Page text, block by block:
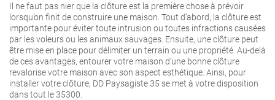
Il ne faut pas nier que la clôture est la première chose à prévoir
lorsqu’on finit de construire une maison. Tout d’abord, la clôture est
importante pour éviter toute intrusion ou toutes infractions causées
par les voleurs ou les animaux sauvages. Ensuite, une clôture peut
être mise en place pour délimiter un terrain ou une propriété. Au-delà
de ces avantages, entourer votre maison d’une bonne clôture
revalorise votre maison avec son aspect esthétique. Ainsi, pour
installer votre clôture, DD Paysagiste 35 se met à votre disposition
dans tout le 35300.